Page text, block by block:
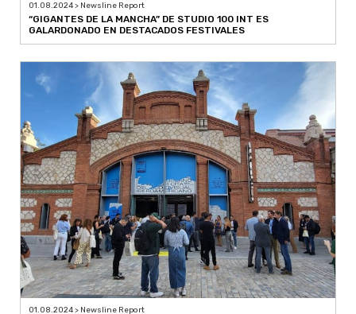
01.08.2024 > Newsline Report
“GIGANTES DE LA MANCHA” DE STUDIO 100 INT ES
GALARDONADO EN DESTACADOS FESTIVALES
01.08.2024 > Newsline Report